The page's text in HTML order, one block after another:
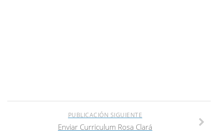
PUBLICACIÓN SIGUIENTE
Enviar Curriculum Rosa Clará